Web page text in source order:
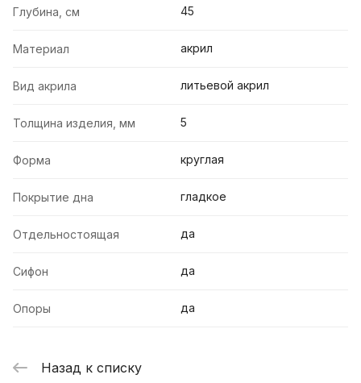
Глубина, см 45
Материал акрил
Вид акрила литьевой акрил
Толщина изделия, мм 5
Форма круглая
Покрытие дна гладкое
Отдельностоящая да
Сифон да
Опоры да
Назад к списку